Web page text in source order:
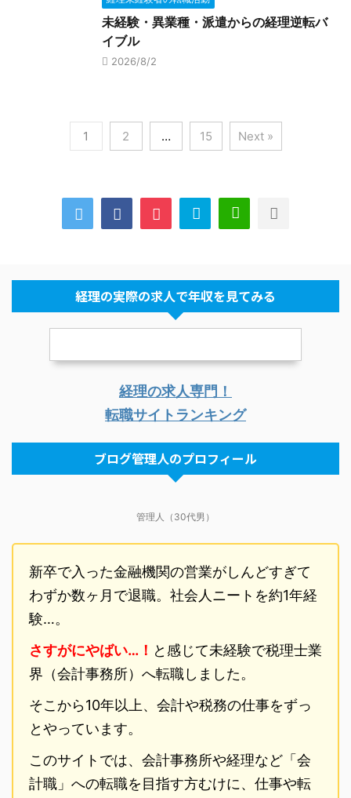
未経験・異業種・派遣からの経理逆転バ
イブル
2026/8/2
1 2 … 15 Next »
経理の実際の求人で年収を見てみる
経理の求人専門！
転職サイトランキング
ブログ管理人のプロフィール
管理人（30代男）
新卒で入った金融機関の営業がしんどすぎて
わずか数ヶ月で退職。社会人ニートを約1年経
験…。
さすがにやばい…！ と感じて未経験で税理士業
界（会計事務所）へ転職しました。
そこから10年以上、会計や税務の仕事をずっ
とやっています。
このサイトでは、会計事務所や経理など「会
計職」への転職を目指す方むけに、仕事や転